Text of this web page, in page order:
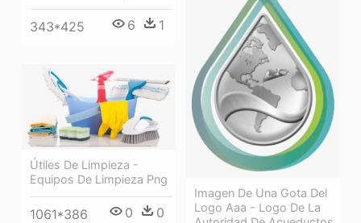
343*425 6 1
Imagen De Una Gota Del
Logo Aaa - Logo De La
Útiles De Limpieza -
Equipos De Limpieza Png
1061*386 0 0